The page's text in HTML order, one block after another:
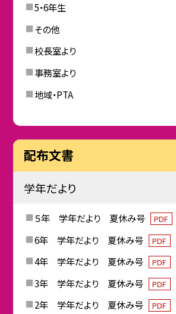
5・6年生
その他
校長室より
事務室より
地域・PTA
配布文書
学年だより
５年 学年だより 夏休み号 PDF
6年 学年だより 夏休み号
PDF
4年 学年だより 夏休み号
PDF
3年 学年だより 夏休み号
PDF
2年 学年だより 夏休み号
PDF